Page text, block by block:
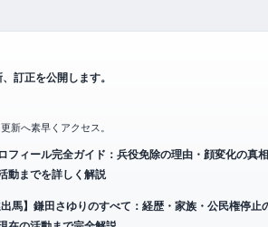
訂正を公開します。
新へ素早くアクセス。
フィール完全ガイド：兵役免除の理由・顔変化の真相
動までを詳しく解説
出馬】鎌田さゆりのすべて：経歴・家族・公民権停止